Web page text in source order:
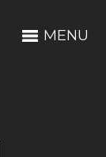
MENU